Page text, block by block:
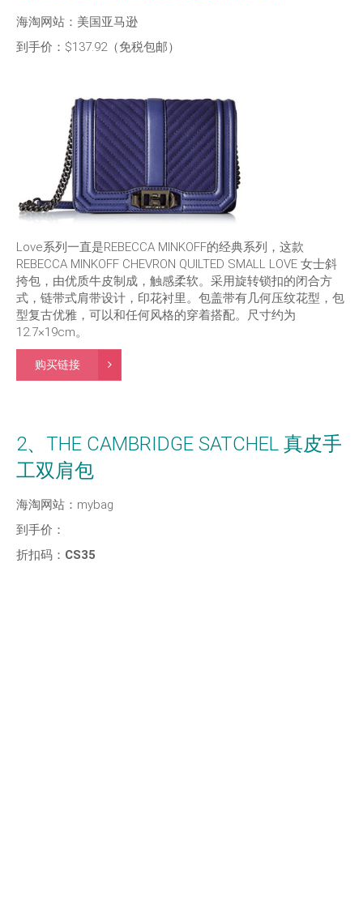
海淘网站：美国亚马逊
到手价：$137.92（免税包邮）
Love系列一直是REBECCA MINKOFF的经典系列，这款
REBECCA MINKOFF CHEVRON QUILTED SMALL LOVE 女士斜
挎包，由优质牛皮制成，触感柔软。采用旋转锁扣的闭合方
式，链带式肩带设计，印花衬里。包盖带有几何压纹花型，包
型复古优雅，可以和任何风格的穿着搭配。尺寸约为
12.7×19cm。
购买链接
2、THE CAMBRIDGE SATCHEL 真皮手
工双肩包
海淘网站：mybag
到手价：
折扣码： CS35